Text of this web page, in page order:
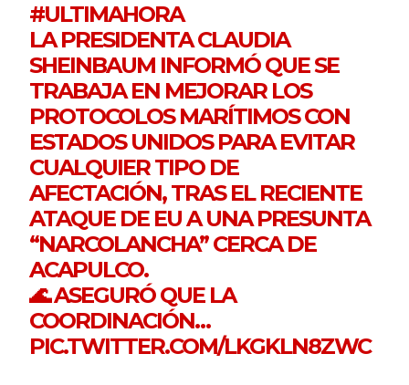
#ULTIMAHORA
LA PRESIDENTA CLAUDIA
SHEINBAUM INFORMÓ QUE SE
TRABAJA EN MEJORAR LOS
PROTOCOLOS MARÍTIMOS CON
ESTADOS UNIDOS PARA EVITAR
CUALQUIER TIPO DE
AFECTACIÓN, TRAS EL RECIENTE
ATAQUE DE EU A UNA PRESUNTA
“NARCOLANCHA” CERCA DE
ACAPULCO.
🌊 ASEGURÓ QUE LA
COORDINACIÓN…
PIC.TWITTER.COM/LKGKLN8ZWC